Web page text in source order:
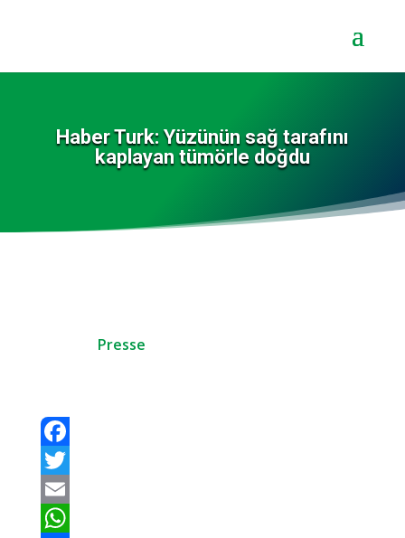
Haber Turk: Yüzünün sağ tarafını
kaplayan tümörle doğdu
Presse
Facebook
Twitter
Email